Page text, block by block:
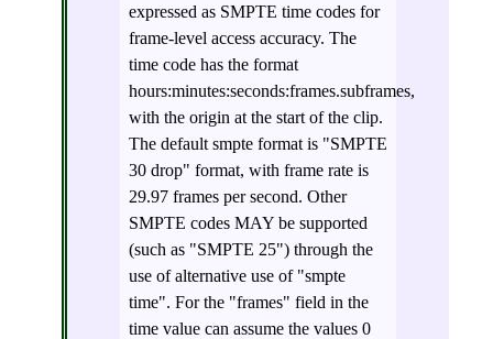
expressed as SMPTE time codes for
frame-level access accuracy. The
time code has the format
hours:minutes:seconds:frames.subframes,
with the origin at the start of the clip.
The default smpte format is "SMPTE
30 drop" format, with frame rate is
29.97 frames per second. Other
SMPTE codes MAY be supported
(such as "SMPTE 25") through the
use of alternative use of "smpte
time". For the "frames" field in the
time value can assume the values 0